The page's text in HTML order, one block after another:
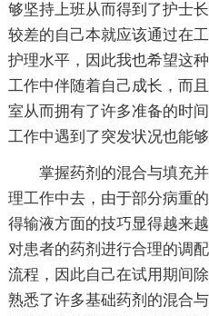
够坚持上班从而得到了护士
较差的自己本就应该通过在
护理水平，因此我也希望这
工作中伴随着自己成长，而
室从而拥有了许多准备的时
工作中遇到了突发状况也能
掌握药剂的混合与填充
理工作中去，由于部分病重
得输液方面的技巧显得越来
对患者的药剂进行合理的调
流程，因此自己在试用期间
熟悉了许多基础药剂的混合